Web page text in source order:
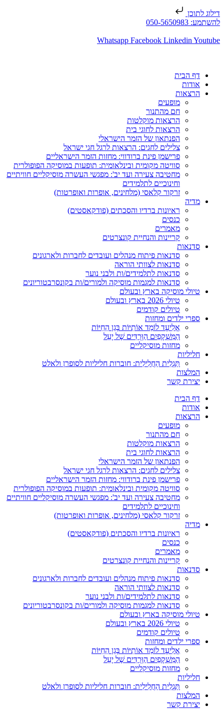
דילוג לתוכן
להשתמע: 050-5650983
Whatsapp Facebook Linkedin Youtube
דף הבית
אודות
הרצאות
מופעים
חם מהתנור
הרצאות מוקלטות
הרצאות לחוגי בית
הפנתאון של הזמר הישראלי
צלילים לחגים: הרצאות לרגל חגי ישראל
פרישמן פינת ברודווי: מחזות הזמר הישראליים
סוויטה מקומית ובינלאומית: תופעות במוסיקה הפופולרית
מחטיבה צעירה ועד יב': מפגשי העשרה מוסיקליים חוויתיים
וחינוכיים לתלמידים
זרקור קלאסי (מלחינים, אופרות ואופרטות)
מדיה
ראיונות ברדיו והסכתים (פודקאסטים)
כנסים
מאמרים
קריינות והנחיית קונצרטים
סדנאות
סדנאות פיתוח מנהלים ועובדים לחברות ולארגונים
סדנאות לצוותי הוראה
סדנאות לתלמידים/ות ולבני נוער
סדנאות למגמות מוסיקה ולמורים/ות בקונסרבטוריונים
טיולי מוסיקה בארץ ובעולם
טיולי 2026 בארץ ובעולם
טיולים קודמים
ספרי ילדים ומחזות
אֱלִיעָד לוֹמֵד אוֹתִיּוֹת בְּגַן הַחַיּוֹת
הַמִּשְׁקָפַיִם הַוְּרֻדִּים שֶׁל יָעֵל
מחזות מוסיקליים
חליליות
תַּגְלִית הַחֲלִילִית: חוברות חליליות לסופרן ולאלט
המלצות
יצירת קשר
דף הבית
אודות
הרצאות
מופעים
חם מהתנור
הרצאות מוקלטות
הרצאות לחוגי בית
הפנתאון של הזמר הישראלי
צלילים לחגים: הרצאות לרגל חגי ישראל
פרישמן פינת ברודווי: מחזות הזמר הישראליים
סוויטה מקומית ובינלאומית: תופעות במוסיקה הפופולרית
מחטיבה צעירה ועד יב': מפגשי העשרה מוסיקליים חוויתיים
וחינוכיים לתלמידים
זרקור קלאסי (מלחינים, אופרות ואופרטות)
מדיה
ראיונות ברדיו והסכתים (פודקאסטים)
כנסים
מאמרים
קריינות והנחיית קונצרטים
סדנאות
סדנאות פיתוח מנהלים ועובדים לחברות ולארגונים
סדנאות לצוותי הוראה
סדנאות לתלמידים/ות ולבני נוער
סדנאות למגמות מוסיקה ולמורים/ות בקונסרבטוריונים
טיולי מוסיקה בארץ ובעולם
טיולי 2026 בארץ ובעולם
טיולים קודמים
ספרי ילדים ומחזות
אֱלִיעָד לוֹמֵד אוֹתִיּוֹת בְּגַן הַחַיּוֹת
הַמִּשְׁקָפַיִם הַוְּרֻדִּים שֶׁל יָעֵל
מחזות מוסיקליים
חליליות
תַּגְלִית הַחֲלִילִית: חוברות חליליות לסופרן ולאלט
המלצות
יצירת קשר